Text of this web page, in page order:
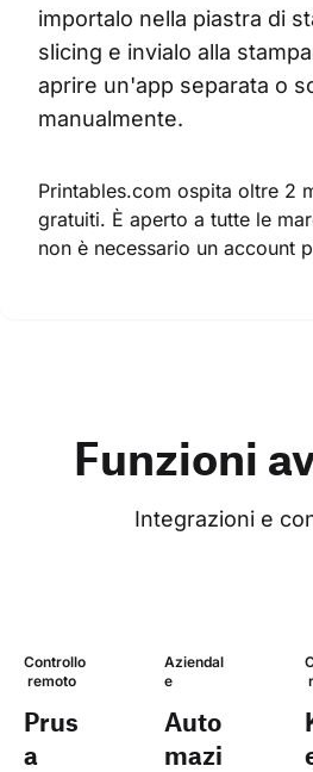
importalo nella piastra di
slicing e invialo alla
aprire un'app separata o
manualmente.
Printables.com ospita oltre 2
gratuiti. È aperto a tutte le
non è necessario un account
Funzioni
Integrazioni e
Controllo
remoto
Prus
a
Aziendal
e
Auto
mazi